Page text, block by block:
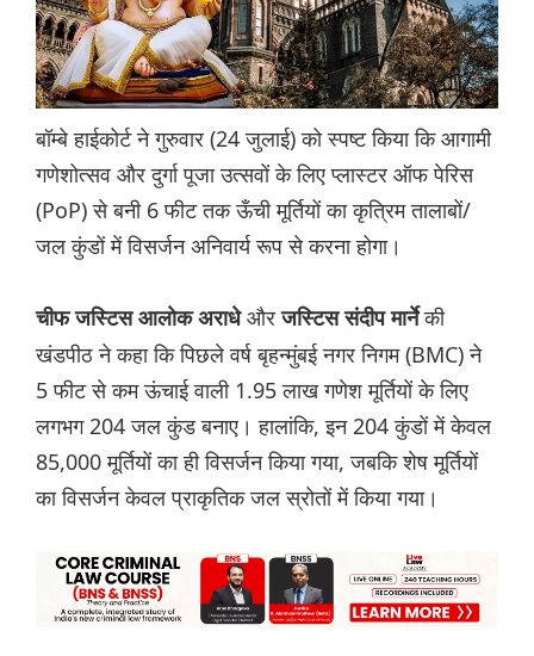
बॉम्बे हाईकोर्ट ने गुरुवार (24 जुलाई) को स्पष्ट किया कि आगामी
गणेशोत्सव और दुर्गा पूजा उत्सवों के लिए प्लास्टर ऑफ पेरिस
(PoP) से बनी 6 फीट तक ऊँची मूर्तियों का कृत्रिम तालाबों/
जल कुंडों में विसर्जन अनिवार्य रूप से करना होगा।
चीफ जस्टिस आलोक अराधेऔरजस्टिस संदीप मार्नेकी
खंडपीठ ने कहा कि पिछले वर्ष बृहन्मुंबई नगर निगम (BMC) ने
5 फीट से कम ऊंचाई वाली 1.95 लाख गणेश मूर्तियों के लिए
लगभग 204 जल कुंड बनाए। हालांकि, इन 204 कुंडों में केवल
85,000 मूर्तियों का ही विसर्जन किया गया, जबकि शेष मूर्तियों
का विसर्जन केवल प्राकृतिक जल स्रोतों में किया गया।